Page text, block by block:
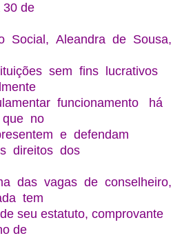
30 de
Social, Aleandra de Sousa,
sem fins lucrativos
funcionamento há
no
e defendam
direitos dos
das vagas de conselheiro,
tem
seu estatuto, comprovante
de